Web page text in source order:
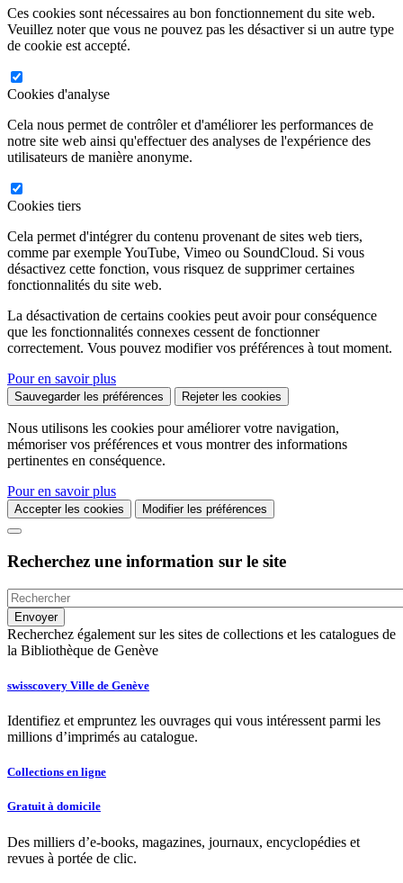
Ces cookies sont nécessaires au bon fonctionnement du site web.
Veuillez noter que vous ne pouvez pas les désactiver si un autre type
de cookie est accepté.
Cookies d'analyse
Cela nous permet de contrôler et d'améliorer les performances de
notre site web ainsi qu'effectuer des analyses de l'expérience des
utilisateurs de manière anonyme.
Cookies tiers
Cela permet d'intégrer du contenu provenant de sites web tiers,
comme par exemple YouTube, Vimeo ou SoundCloud. Si vous
désactivez cette fonction, vous risquez de supprimer certaines
fonctionnalités du site web.
La désactivation de certains cookies peut avoir pour conséquence
que les fonctionnalités connexes cessent de fonctionner
correctement. Vous pouvez modifier vos préférences à tout moment.
Pour en savoir plus
Sauvegarder les préférences Rejeter les cookies
Nous utilisons les cookies pour améliorer votre navigation,
mémoriser vos préférences et vous montrer des informations
pertinentes en conséquence.
Pour en savoir plus
Accepter les cookies Modifier les préférences
Recherchez une information sur le site
Recherchez également sur les sites de collections et les catalogues de
la Bibliothèque de Genève
swisscovery Ville de Genève
Identifiez et empruntez les ouvrages qui vous intéressent parmi les
millions d’imprimés au catalogue.
Collections en ligne
Gratuit à domicile
Des milliers d’e-books, magazines, journaux, encyclopédies et
revues à portée de clic.